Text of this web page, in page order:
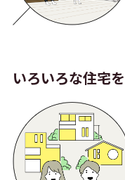
いろいろな住宅を